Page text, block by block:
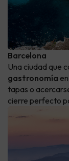
Barcelona
Una ciudad que
gastronomía
tapas o
cierre perfecto